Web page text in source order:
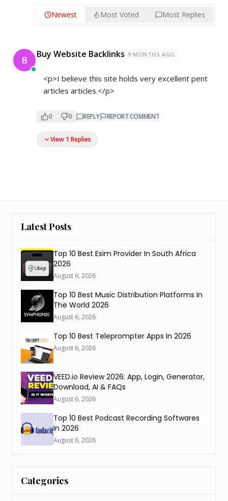
Newest Most Voted Most Replies
B Buy Website Backlinks 9 MONTHS AGO
<p>I believe this site holds very excellent pent
articles articles.</p>
0 0 REPLY REPORT COMMENT
View 1 Replies
Latest Posts
Top 10 Best Esim Provider In South Africa
2026
August 6, 2026
Top 10 Best Music Distribution Platforms In
The World 2026
August 6, 2026
Top 10 Best Teleprompter Apps In 2026
August 6, 2026
VEED.io Review 2026: App, Login, Generator,
Download, AI & FAQs
August 6, 2026
Top 10 Best Podcast Recording Softwares
In 2026
August 6, 2026
Categories